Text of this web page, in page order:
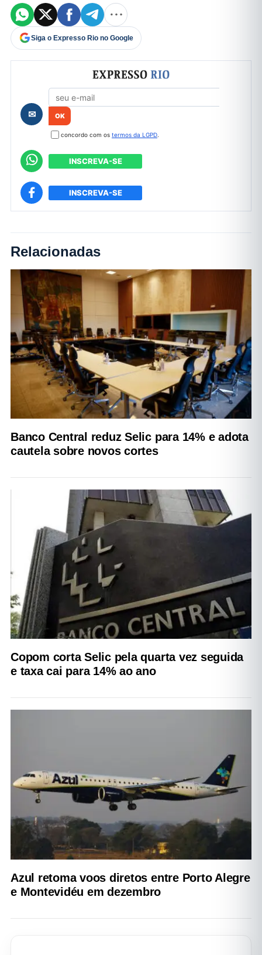
Siga o Expresso Rio no Google
Formulário de cadastro
✉
concordo com os termos da LGPD.
INSCREVA-SE
INSCREVA-SE
Relacionadas
Banco Central reduz Selic para 14% e adota
cautela sobre novos cortes
Copom corta Selic pela quarta vez seguida
e taxa cai para 14% ao ano
Azul retoma voos diretos entre Porto Alegre
e Montevidéu em dezembro